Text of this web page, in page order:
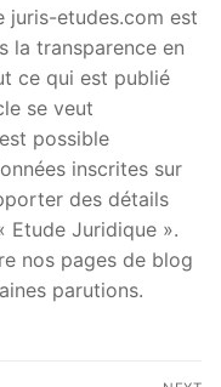
juris-etudes.com est
la transparence en
ce qui est publié
se veut
possible
inscrites sur
des détails
Etude Juridique ».
nos pages de blog
parutions.